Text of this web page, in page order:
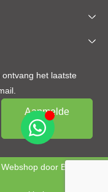
het laatste
door BEWISE